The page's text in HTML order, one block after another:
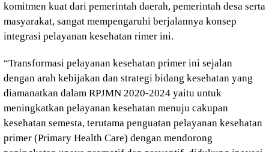
komitmen kuat dari pemerintah daerah, pemerintah desa serta
masyarakat, sangat mempengaruhi berjalannya konsep
integrasi pelayanan kesehatan rimer ini.
“Transformasi pelayanan kesehatan primer ini sejalan
dengan arah kebijakan dan strategi bidang kesehatan yang
diamanatkan dalam RPJMN 2020-2024 yaitu untuk
meningkatkan pelayanan kesehatan menuju cakupan
kesehatan semesta, terutama penguatan pelayanan kesehatan
primer (Primary Health Care) dengan mendorong